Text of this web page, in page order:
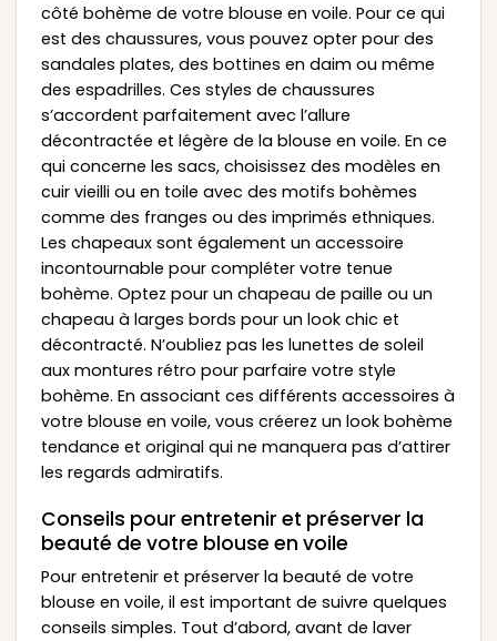
côté bohème de votre blouse en voile. Pour ce qui
est des chaussures, vous pouvez opter pour des
sandales plates, des bottines en daim ou même
des espadrilles. Ces styles de chaussures
s’accordent parfaitement avec l’allure
décontractée et légère de la blouse en voile. En ce
qui concerne les sacs, choisissez des modèles en
cuir vieilli ou en toile avec des motifs bohèmes
comme des franges ou des imprimés ethniques.
Les chapeaux sont également un accessoire
incontournable pour compléter votre tenue
bohème. Optez pour un chapeau de paille ou un
chapeau à larges bords pour un look chic et
décontracté. N’oubliez pas les lunettes de soleil
aux montures rétro pour parfaire votre style
bohème. En associant ces différents accessoires à
votre blouse en voile, vous créerez un look bohème
tendance et original qui ne manquera pas d’attirer
les regards admiratifs.
Conseils pour entretenir et préserver la
beauté de votre blouse en voile
Pour entretenir et préserver la beauté de votre
blouse en voile, il est important de suivre quelques
conseils simples. Tout d’abord, avant de laver